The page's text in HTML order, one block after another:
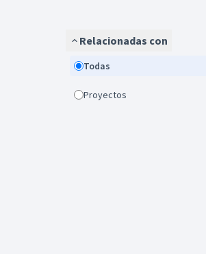
Relacionadas con
Todas
Proyectos